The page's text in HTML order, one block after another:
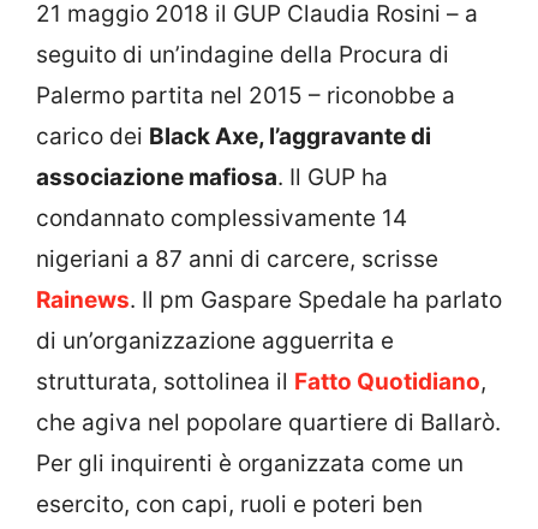
21 maggio 2018 il GUP Claudia Rosini – a
seguito di un’indagine della Procura di
Palermo partita nel 2015 – riconobbe a
carico dei Black Axe, l’aggravante di
associazione mafiosa. Il GUP ha
condannato complessivamente 14
nigeriani a 87 anni di carcere, scrisse
Rainews. Il pm Gaspare Spedale ha parlato
di un’organizzazione agguerrita e
strutturata, sottolinea il Fatto Quotidiano,
che agiva nel popolare quartiere di Ballarò.
Per gli inquirenti è organizzata come un
esercito, con capi, ruoli e poteri ben